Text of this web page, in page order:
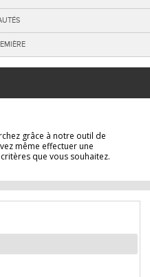
grâce à notre outil de
même effectuer une
que vous souhaitez.